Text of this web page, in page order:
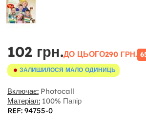
102 грн.ДО ЦЬОГО290 ГРН.
ЗАЛИШИЛОСЯ МАЛО ОДИНИЦЬ
Включає: Photocall
Матеріал: 100% Папір
REF: 94755-0